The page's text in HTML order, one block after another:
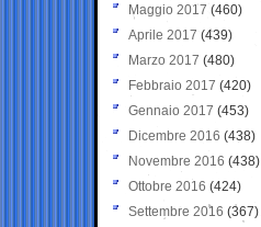
Maggio 2017 (460)
Aprile 2017 (439)
Marzo 2017 (480)
Febbraio 2017 (420)
Gennaio 2017 (453)
Dicembre 2016 (438)
Novembre 2016 (438)
Ottobre 2016 (424)
Settembre 2016 (367)